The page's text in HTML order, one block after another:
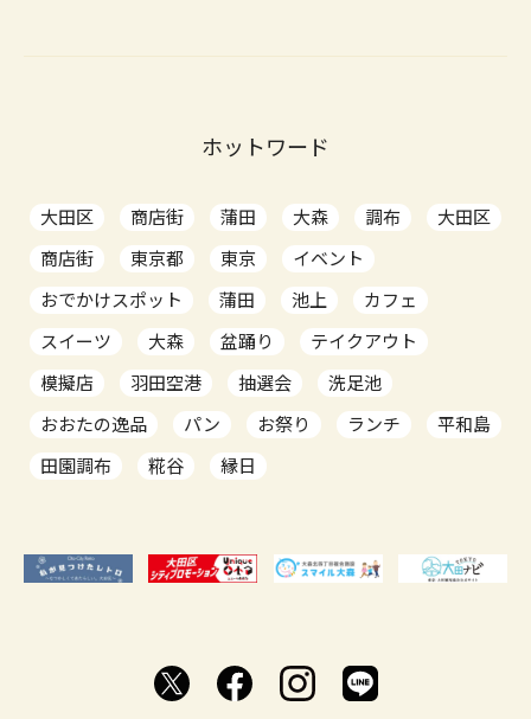
ホットワード
大田区 商店街 蒲田 大森 調布
大田区
商店街
東京都 東京
イベント
おでかけスポット
蒲田 池上
カフェ
スイーツ
大森 盆踊り
テイクアウト
模擬店
羽田空港 抽選会
洗足池
おおたの逸品
パン お祭り ランチ
平和島
田園調布
糀谷 縁日